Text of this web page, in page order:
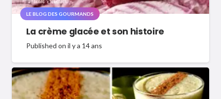
LE BLOG DES GOURMANDS
La crème glacée et son histoire
Published on il y a 14 ans